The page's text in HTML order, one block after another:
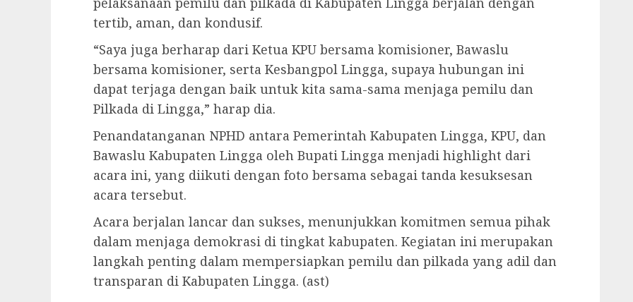
tertib, aman, dan kondusif.
“Saya juga berharap dari Ketua KPU bersama komisioner, Bawaslu
bersama komisioner, serta Kesbangpol Lingga, supaya hubungan ini
dapat terjaga dengan baik untuk kita sama-sama menjaga pemilu dan
Pilkada di Lingga,” harap dia.
Penandatanganan NPHD antara Pemerintah Kabupaten Lingga, KPU, dan
Bawaslu Kabupaten Lingga oleh Bupati Lingga menjadi highlight dari
acara ini, yang diikuti dengan foto bersama sebagai tanda kesuksesan
acara tersebut.
Acara berjalan lancar dan sukses, menunjukkan komitmen semua pihak
dalam menjaga demokrasi di tingkat kabupaten. Kegiatan ini merupakan
langkah penting dalam mempersiapkan pemilu dan pilkada yang adil dan
transparan di Kabupaten Lingga. (ast)